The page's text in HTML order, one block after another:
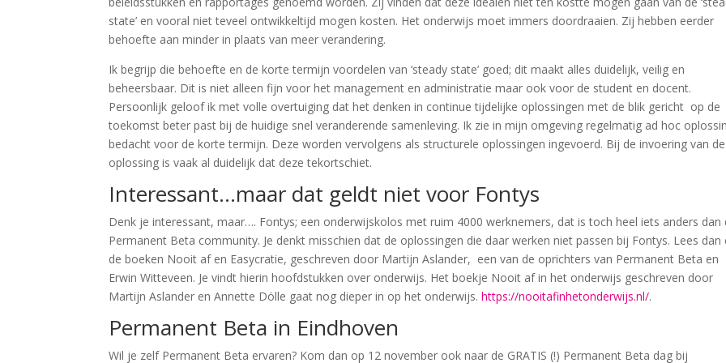
state’ en vooral niet teveel ontwikkeltijd mogen kosten. Het onderwijs moet immers doordraaien. Zij hebben eerder
behoefte aan minder in plaats van meer verandering.
Ik begrijp die behoefte en de korte termijn voordelen van ‘steady state’ goed; dit maakt alles duidelijk, veilig en
beheersbaar. Dit is niet alleen fijn voor het management en administratie maar ook voor de student en docent.
Persoonlijk geloof ik met volle overtuiging dat het denken in continue tijdelijke oplossingen met de blik gericht op de
toekomst beter past bij de huidige snel veranderende samenleving. Ik zie in mijn omgeving regelmatig ad hoc
bedacht voor de korte termijn. Deze worden vervolgens als structurele oplossingen ingevoerd. Bij de invoering van
oplossing is vaak al duidelijk dat deze tekortschiet.
Interessant…maar dat geldt niet voor Fontys
Denk je interessant, maar…. Fontys; een onderwijskolos met ruim 4000 werknemers, dat is toch heel iets anders dan
Permanent Beta community. Je denkt misschien dat de oplossingen die daar werken niet passen bij Fontys. Lees dan
de boeken Nooit af en Easycratie, geschreven door Martijn Aslander, een van de oprichters van Permanent Beta en
Erwin Witteveen. Je vindt hierin hoofdstukken over onderwijs. Het boekje Nooit af in het onderwijs geschreven door
Martijn Aslander en Annette Dölle gaat nog dieper in op het onderwijs.https://nooitafinhetonderwijs.nl/.
Permanent Beta in Eindhoven
Wil je zelf Permanent Beta ervaren? Kom dan op 12 november ook naar de GRATIS (!) Permanent Beta dag bij